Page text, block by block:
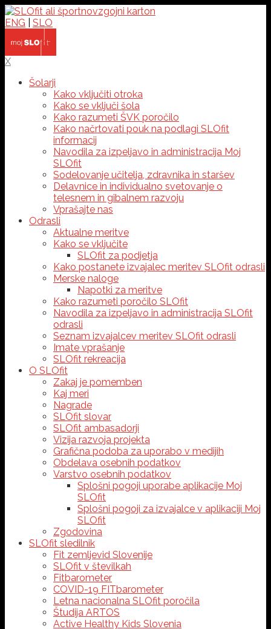
ENG SLO
X
Šolarji
Kako vključiti otroka
Kako se vključi šola
Kako razumeti ŠVK poročilo
Kako načrtovati pouk na podlagi SLOfit
informacij
Navodila za izpeljavo in administracija Moj
SLOfit
Sodelovanje učitelja, zdravnika in staršev
Delavnice in individualno svetovanje o
telesnem in gibalnem razvoju
Vprašajte nas
Odrasli
Aktualne meritve
Kako se vključite
SLOfit za podjetja
Kako postanete izvajalec meritev SLOfit odrasli
Merske naloge
Napotki za meritve
Kako razumeti poročilo SLOfit
Navodila za izpeljavo in administracija SLOfit
odrasli
Seznam izvajalcev meritev SLOfit odrasli
Imate vprašanje
SLOfit rekreacija
O SLOfit
Zakaj je pomemben
Kaj meri
Nagrade
SLOfit slovar
SLOfit ambasadorji
Vizija razvoja projekta
Grafična podoba za uporabo v medijih
Obdelava osebnih podatkov
Varstvo osebnih podatkov
Splošni pogoji uporabe aplikacije Moj
SLOfit
Splošni pogoji za izvajalce v aplikaciji Moj
SLOfit
Zgodovina
SLOfit sledilnik
Fit zemljevid Slovenije
SLOfit v številkah
Fitbarometer
COVID-19 FITbarometer
Letna nacionalna SLOfit poročila
Študija ARTOS
Active Healthy Kids Slovenia